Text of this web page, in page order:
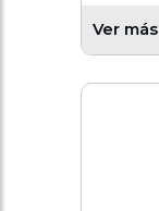
Ver más